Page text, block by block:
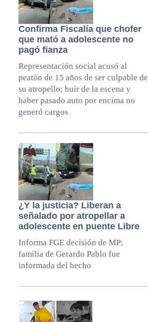
Confirma Fiscalía que chofer
que mató a adolescente no
pagó fianza
Representación social acusó al
peatón de 15 años de ser culpable de
su atropello; huir de la escena y
haber pasado auto por encima no
generó cargos
¿Y la justicia? Liberan a
señalado por atropellar a
adolescente en puente Libre
Informa FGE decisión de MP;
familia de Gerardo Pablo fue
informada del hecho